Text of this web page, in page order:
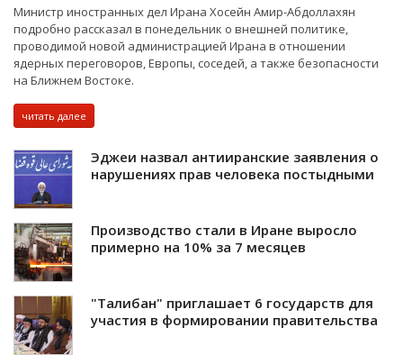
Министр иностранных дел Ирана Хосейн Амир-Абдоллахян
подробно рассказал в понедельник о внешней политике,
проводимой новой администрацией Ирана в отношении
ядерных переговоров, Европы, соседей, а также безопасности
на Ближнем Востоке.
читать далее
Эджеи назвал антииранские заявления о
нарушениях прав человека постыдными
Производство стали в Иране выросло
примерно на 10% за 7 месяцев
"Талибан" приглашает 6 государств для
участия в формировании правительства